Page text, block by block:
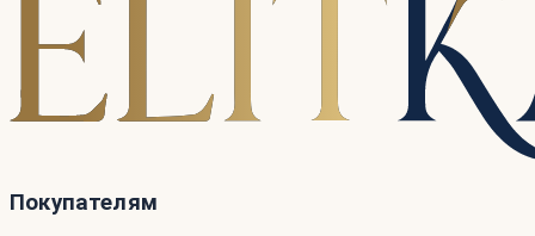
Покупателям